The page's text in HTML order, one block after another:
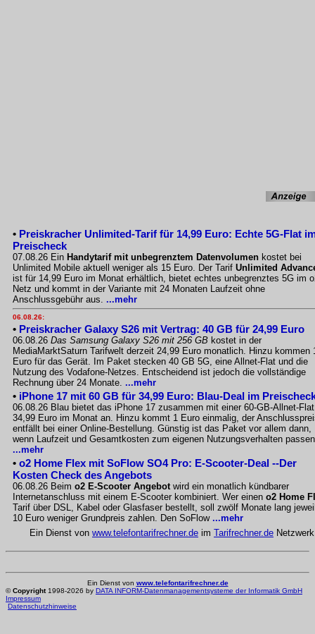
• Preiskracher Unlimited-Tarif für 14,99 Euro: Echte 5G-Flat
Preischeck
07.08.26 Ein Handytarif mit unbegrenztem Datenvolumen kostet bei
Unlimited Mobile aktuell weniger als 15 Euro. Der Tarif Unlimited
ist für 14,99 Euro im Monat erhältlich, bietet echtes unbegrenztes 5G im
Netz und kommt in der Variante mit 24 Monaten Laufzeit ohne
Anschlussgebühr aus. ...mehr
06.08.26:
• Preiskracher Galaxy S26 mit Vertrag: 40 GB für 24,99 Euro
06.08.26 Das Samsung Galaxy S26 mit 256 GB kostet in der
MediaMarktSaturn Tarifwelt derzeit 24,99 Euro monatlich. Hinzu kommen
Euro für das Gerät. Im Paket stecken 40 GB 5G, eine Allnet-Flat und die
Nutzung des Vodafone-Netzes. Entscheidend ist jedoch die vollständige
Rechnung über 24 Monate. ...mehr
• iPhone 17 mit 60 GB für 34,99 Euro: Blau-Deal im
06.08.26 Blau bietet das iPhone 17 zusammen mit einer 60-GB-Allnet-
34,99 Euro im Monat an. Hinzu kommt 1 Euro einmalig, der
entfällt bei einer Online-Bestellung. Günstig ist das Paket vor allem dann,
wenn Laufzeit und Gesamtkosten zum eigenen Nutzungsverhalten
...mehr
• o2 Home Flex mit SoFlow SO4 Pro: E-Scooter-Deal --Der
Kosten Check des Angebots
06.08.26 Beim o2 E-Scooter Angebotwird ein monatlich kündbarer
Internetanschluss mit einem E-Scooter kombiniert. Wer einen o2 Home
Tarif über DSL, Kabel oder Glasfaser bestellt, soll zwölf Monate lang
10 Euro weniger Grundpreis zahlen. Den SoFlow ...mehr
Ein Dienst von www.telefontarifrechner.de im Tarifrechner.de Netzwerk
Ein Dienst von www.telefontarifrechner.de
©Copyright1998-2026 by DATA INFORM-Datenmanagementsysteme der Informatik GmbH
Impressum
Datenschutzhinweise